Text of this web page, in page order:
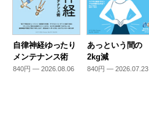
自律神経ゆったり
メンテナンス術
840円 — 2026.08.06
あっという間の
2kg減
840円 — 2026.07.23